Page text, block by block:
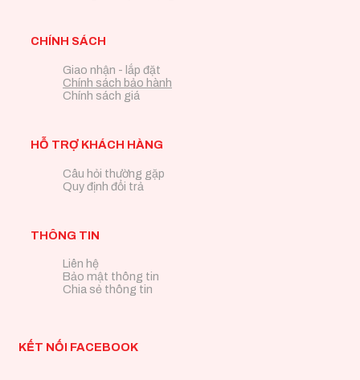
CHÍNH SÁCH
Giao nhận - lắp đặt
Chính sách bảo hành
Chính sách giá
HỖ TRỢ KHÁCH HÀNG
Câu hỏi thường gặp
Quy định đổi trả
THÔNG TIN
Liên hệ
Bảo mật thông tin
Chia sẻ thông tin
KẾT NỐI FACEBOOK